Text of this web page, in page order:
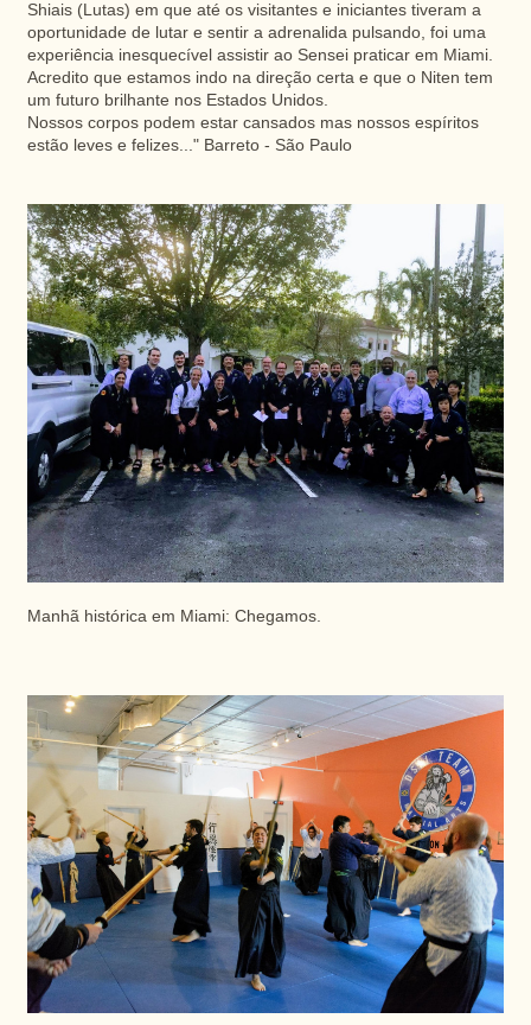
Shiais (Lutas) em que até os visitantes e iniciantes tiveram a
oportunidade de lutar e sentir a adrenalida pulsando, foi uma
experiência inesquecível assistir ao Sensei praticar em Miami.
Acredito que estamos indo na direção certa e que o Niten tem
um futuro brilhante nos Estados Unidos.
Nossos corpos podem estar cansados mas nossos espíritos
estão leves e felizes..." Barreto - São Paulo
Manhã histórica em Miami: Chegamos.